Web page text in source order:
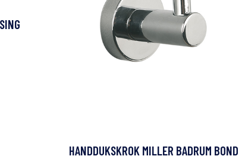
HANDDUKSKROK MILLER BADRUM BOND